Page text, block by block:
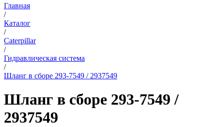
Главная
/
Каталог
/
Caterpillar
/
Гидравлическая система
/
Шланг в сборе 293-7549 / 2937549
Шланг в сборе 293-7549 /
2937549